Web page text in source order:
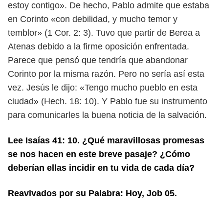
estoy contigo». De hecho, Pablo admite que estaba
en Corinto «con debilidad, y mucho temor y
temblor» (1 Cor. 2: 3). Tuvo que partir de Berea a
Atenas debido a la firme oposición enfrentada.
Parece que pensó que tendría que abandonar
Corinto por la misma razón. Pero no sería así esta
vez. Jesús le dijo: «Tengo mucho pueblo en esta
ciudad» (Hech. 18: 10). Y Pablo fue su instrumento
para comunicarles la buena noticia de la salvación.
Lee Isaías 41: 10. ¿Qué maravillosas promesas
se nos hacen en este breve pasaje? ¿Cómo
deberían ellas incidir en tu vida de cada día?
Reavivados por su Palabra: Hoy, Job 05.